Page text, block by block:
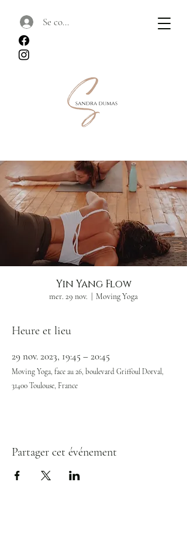
Se connecter
Yin Yang Flow
mer. 29 nov. Moving Yoga
Heure et lieu
29 nov. 2023, 19:45 – 20:45
Moving Yoga, face au 26, boulevard Griffoul Dorval,
31400 Toulouse, France
Partager cet événement